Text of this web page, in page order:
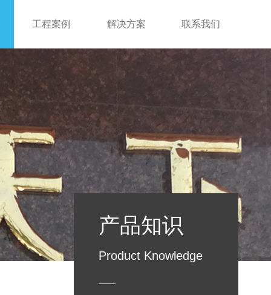
工程案例 解决方案 联系我们
产品知识
Product Knowledge
——